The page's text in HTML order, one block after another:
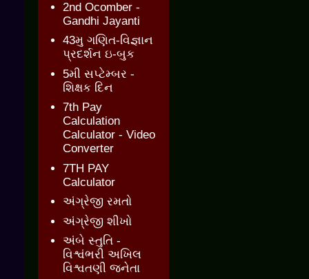
2nd Ocomber -
Gandhi Jayanti
43મુ ગણિત-વિજ્ઞાન
પ્રદર્શન ઇ-બુક
5મી સપ્ટેમ્બર -
શિક્ષક દિન
7th Pay
Calculation
Calculator - Video
Converter
7TH PAY
Calculator
અંગ્રેજી રમતો
અંગ્રેજી શીખો
અંબે સ્તુતિ -
વિશ્વંભરી અખિલ
વિશ્વતણી જનેતા